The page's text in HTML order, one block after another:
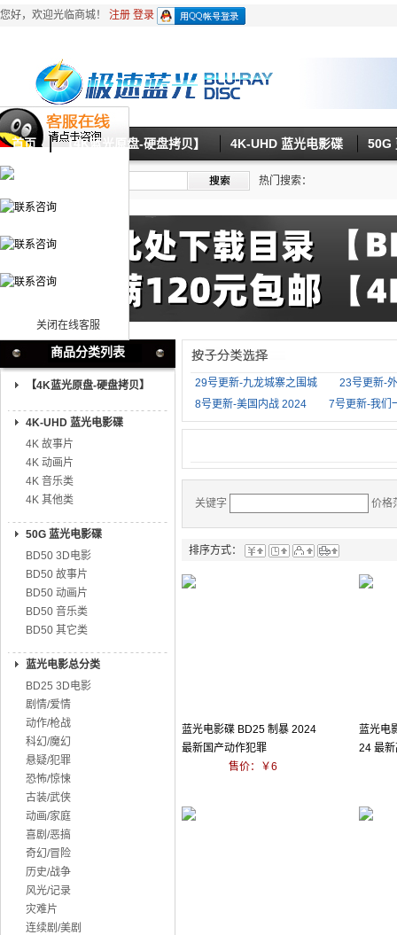
关闭在线客服
您好，欢迎光临商城！ 注册 登录
首页 【4K蓝光原盘-硬盘拷贝】 4K-UHD 蓝光电影碟 50G
热门搜索：
商品分类列表
【4K蓝光原盘-硬盘拷贝】
4K-UHD 蓝光电影碟
4K 故事片
4K 动画片
4K 音乐类
4K 其他类
50G 蓝光电影碟
BD50 3D电影
BD50 故事片
BD50 动画片
BD50 音乐类
BD50 其它类
蓝光电影总分类
BD25 3D电影
剧情/爱情
动作/枪战
科幻/魔幻
悬疑/犯罪
恐怖/惊悚
古装/武侠
动画/家庭
喜剧/恶搞
奇幻/冒险
历史/战争
风光/记录
灾难片
连续剧/美剧
29号更新-九龙城寨之围城
23号更新-
8号更新-美国内战 2024
7号更新-我们
关键字 价格
排序方式：
蓝光电影碟 BD25 制暴 2024
最新国产动作犯罪
售价：￥6
蓝光电
24 最